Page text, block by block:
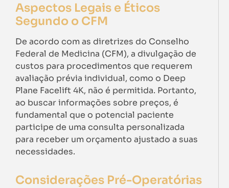
Aspectos Legais e Éticos
Segundo o CFM
De acordo com as diretrizes do Conselho
Federal de Medicina (CFM), a divulgação de
custos para procedimentos que requerem
avaliação prévia individual, como o Deep
Plane Facelift 4K, não é permitida. Portanto,
ao buscar informações sobre preços, é
fundamental que o potencial paciente
participe de uma consulta personalizada
para receber um orçamento ajustado a suas
necessidades.
Considerações Pré-Operatórias